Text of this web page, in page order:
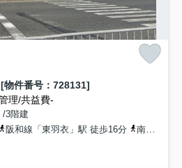
件番号：728131]
理/共益費-
/3階建
阪和線「東羽衣」駅 徒歩16分 南海本線「羽衣」駅 徒歩17分